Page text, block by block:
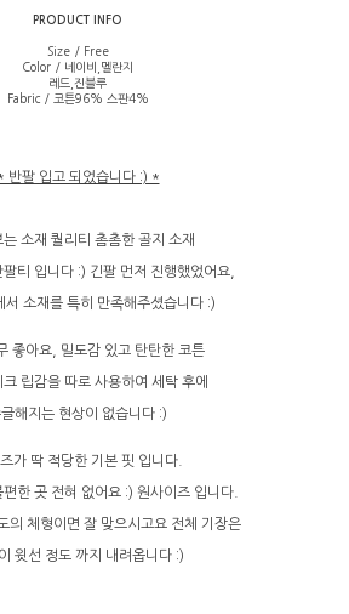
PRODUCT INFO
Size / Free
Color / 네이비,멜란지
레드,진블루
Fabric / 코튼96% 스판4%
반팔 입고 되었습니다 :) *
는 소재 퀄리티 촘촘한 골지 소재
티 입니다 :) 긴팔 먼저 진행했었어요,
서 소재를 특히 만족해주셨습니다 :)
좋아요, 밀도감 있고 탄탄한 코튼
립감을 따로 사용하여 세탁 후에
해지는 현상이 없습니다 :)
가 딱 적당한 기본 핏 입니다.
한 곳 전혀 없어요 :) 원사이즈 입니다.
의 체형이면 잘 맞으시고요 전체 기장은
윗선 정도 까지 내려옵니다 :)